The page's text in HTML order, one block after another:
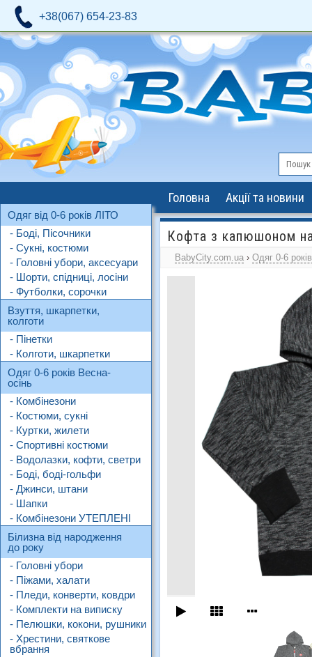
+38(067) 654-23-83
Головна Акції та новини
Одяг від 0-6 років ЛІТО
- Боді, Пісочники
- Сукні, костюми
- Головні убори, аксесуари
- Шорти, спідниці, лосіни
- Футболки, сорочки
Взуття, шкарпетки,
колготи
- Пінетки
- Колготи, шкарпетки
Одяг 0-6 років Весна-
осінь
- Комбінезони
- Костюми, сукні
- Куртки, жилети
- Спортивні костюми
- Водолазки, кофти, светри
- Боді, боді-гольфи
- Джинси, штани
- Шапки
- Комбінезони УТЕПЛЕНІ
Білизна від народження
до року
- Головні убори
- Піжами, халати
- Пледи, конверти, ковдри
- Комплекти на виписку
- Пелюшки, кокони, рушники
- Хрестини, святкове
вбрання
Кофта з капюшоном
BabyCity.com.ua › Одяг 0-6